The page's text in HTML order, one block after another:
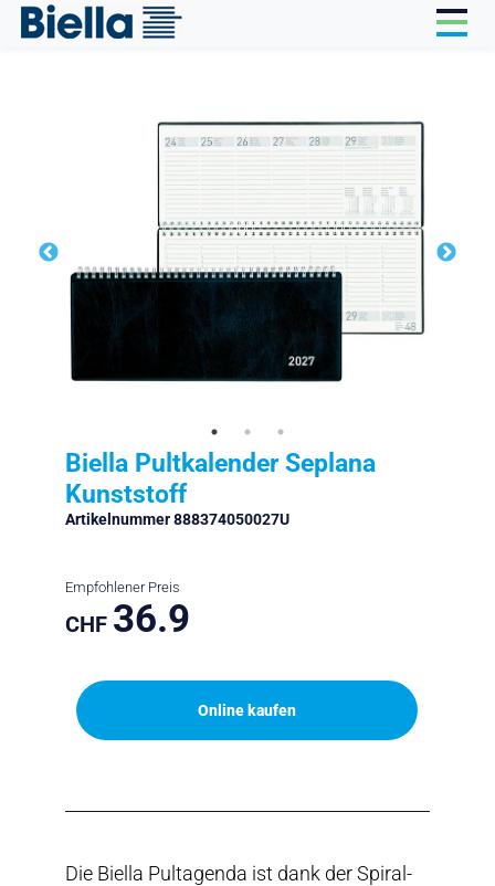
Biella Pultkalender Seplana
Kunststoff
Artikelnummer 888374050027U
Empfohlener Preis
CHF 36.9
Online kaufen
Die Biella Pultagenda ist dank der Spiral-
Cookie-Einstellungen